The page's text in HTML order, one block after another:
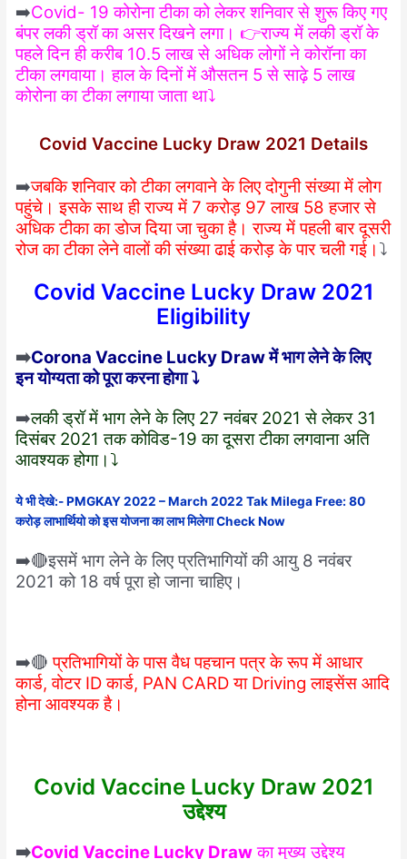
➡️Covid- 19 कोरोना टीका को लेकर शनिवार से शुरू किए गए
बंपर लकी ड्रॉ का असर दिखने लगा। 👉राज्य में लकी ड्रॉ के
पहले दिन ही करीब 10.5 लाख से अधिक लोगों ने कोरॉना का
टीका लगवाया। हाल के दिनों में औसतन 5 से साढ़े 5 लाख
कोरोना का टीका लगाया जाता था⤵️
Covid Vaccine Lucky Draw 2021 Details
➡️जबकि शनिवार को टीका लगवाने के लिए दोगुनी संख्या में लोग
पहुंचे। इसके साथ ही राज्य में 7 करोड़ 97 लाख 58 हजार से
अधिक टीका का डोज दिया जा चुका है। राज्य में पहली बार दूसरी
रोज का टीका लेने वालों की संख्या ढाई करोड़ के पार चली गई। ⤵️
Covid Vaccine Lucky Draw 2021
Eligibility
➡️Corona Vaccine Lucky Draw में भाग लेने के लिए
इन योग्यता को पूरा करना होगा ⤵️
➡️लकी ड्रॉ में भाग लेने के लिए 27 नवंबर 2021 से लेकर 31
दिसंबर 2021 तक कोविड-19 का दूसरा टीका लगवाना अति
आवश्यक होगा।⤵️
ये भी देखे:-PMGKAY 2022 – March 2022 Tak Milega Free: 80
करोड़ लाभार्थियो को इस योजना का लाभ मिलेगा Check Now
➡️🔴इसमें भाग लेने के लिए प्रतिभागियों की आयु 8 नवंबर
2021 को 18 वर्ष पूरा हो जाना चाहिए।
➡️🔴प्रतिभागियों के पास वैध पहचान पत्र के रूप में आधार
कार्ड, वोटर ID कार्ड, PAN CARD या Driving लाइसेंस आदि
होना आवश्यक है।
Covid Vaccine Lucky Draw 2021
उद्देश्य
➡️Covid Vaccine Lucky Drawका मुख्य उद्देश्य